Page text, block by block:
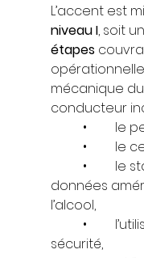
L’accent est
niveau I, soit
étapes
mécanique
conducteur
•
•	le
données
l’alcool,
sécurité,